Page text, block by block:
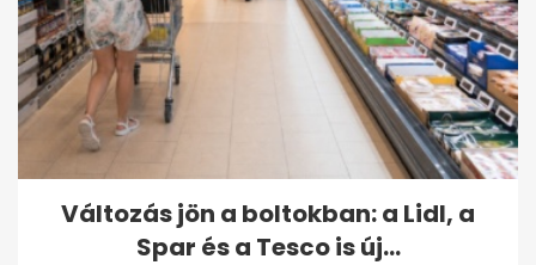
Változás jön a boltokban: a Lidl, a
Spar és a Tesco is új...